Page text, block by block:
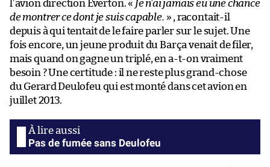
l’avion direction Everton. « Je n’ai jamais eu une chance
de montrer ce dont je suis capable. » , racontait-il
depuis à qui tentait de le faire parler sur le sujet. Une
fois encore, un jeune produit du Barça venait de filer,
mais quand on gagne un triplé, en a-t-on vraiment
besoin ? Une certitude : il ne reste plus grand-chose
du Gerard Deulofeu qui est monté dans cet avion en
juillet 2013.
Pas de fumée sans Deulofeu